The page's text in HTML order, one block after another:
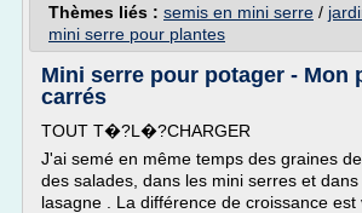
Thèmes liés : semis en mini serre /
mini serre pour plantes
Mini serre pour potager - Mon
carrés
TOUT T�?L�?CHARGER
J'ai semé en même temps des graines
des salades, dans les mini serres et
lasagne . La différence de croissance est